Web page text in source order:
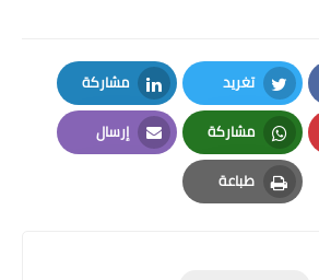
تغريد
Twitter
مشاركة
LinkedIn
مشاركة
Whatsapp
إرسال
Email
طباعة
Print